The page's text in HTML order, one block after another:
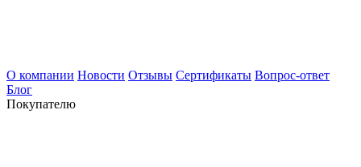
О компании Новости Отзывы Сертификаты Вопрос-ответ
Блог
Покупателю